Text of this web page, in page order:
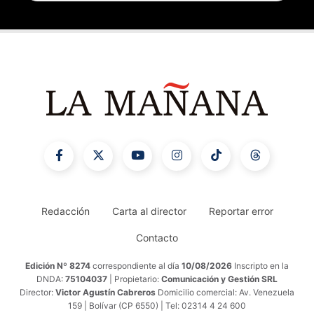
Redacción Carta al director Reportar error
Contacto
Edición Nº 8274 correspondiente al día 10/08/2026 Inscripto en la
DNDA: 75104037 | Propietario: Comunicación y Gestión SRL
Director: Victor Agustín Cabreros Domicilio comercial: Av. Venezuela
159 | Bolívar (CP 6550) | Tel: 02314 4 24 600